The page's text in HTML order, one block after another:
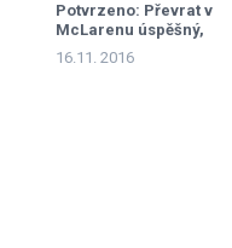
Potvrzeno: Převrat v
McLarenu úspěšný,
Dennis odchází
16.11. 2016